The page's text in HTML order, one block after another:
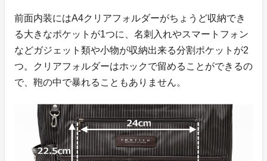
前面内装にはA4クリアフォルダーがちょうど収納でき
る大きなポケットが1つに、名刺入れやスマートフォン
などガジェット類や小物が収納出来る分割ポケットが2
つ。クリアフォルダーはホックで留めることができるの
で、鞄の中で暴れることもありません。